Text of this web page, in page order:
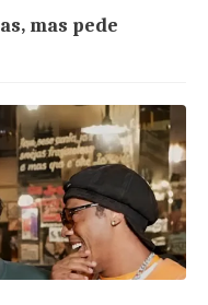
mas pede